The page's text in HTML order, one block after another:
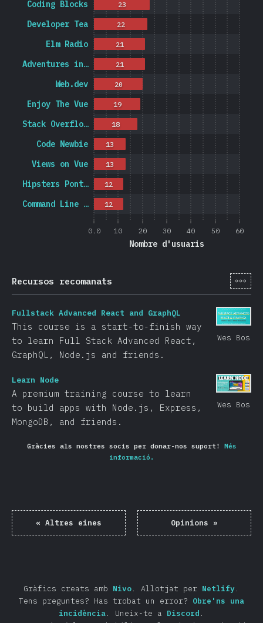
0.0 10 20 30 40 50 60
Nombre d'usuaris
Command Line …
Hipsters Pont…
Views on Vue
Code Newbie
Stack Overflo…
Enjoy The Vue
Web.dev
Adventures in…
Elm Radio
Developer Tea
Coding Blocks
12
12
13
13
18
19
20
21
21
22
23
Recursos recomanats [ca-
Wes Bos
Fullstack Advanced React and GraphQL
This course is a start-to-finish way
to learn Full Stack Advanced React,
GraphQL, Node.js and friends.
Wes Bos
Learn Node
A premium training course to learn
to build apps with Node.js, Express,
MongoDB, and friends.
Gràcies als nostres socis per donar-nos suport!
Més
informació.
« Altres eines Opinions »
Gràfics creats amb Nivo. Allotjat per Netlify.
Tens preguntes? Has trobat un error? Obre'ns una
incidència. Uneix-te a Discord .